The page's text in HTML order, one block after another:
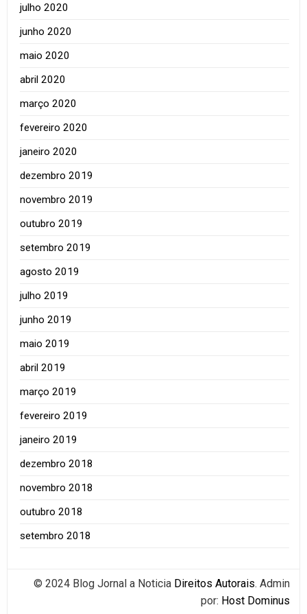
julho 2020
junho 2020
maio 2020
abril 2020
março 2020
fevereiro 2020
janeiro 2020
dezembro 2019
novembro 2019
outubro 2019
setembro 2019
agosto 2019
julho 2019
junho 2019
maio 2019
abril 2019
março 2019
fevereiro 2019
janeiro 2019
dezembro 2018
novembro 2018
outubro 2018
setembro 2018
© 2024 Blog Jornal a Noticia Direitos Autorais. Admin
por: Host Dominus